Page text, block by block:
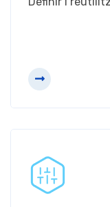
Més informació